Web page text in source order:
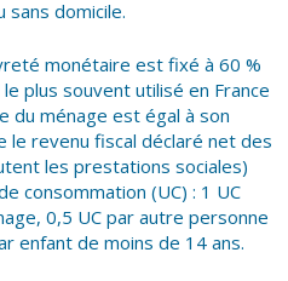
domicile.
monétaire est fixé à 60 %
plus souvent utilisé en France
du ménage est égal à son
le revenu fiscal déclaré net des
les prestations sociales)
consommation (UC) : 1 UC
0,5 UC par autre personne
enfant de moins de 14 ans.